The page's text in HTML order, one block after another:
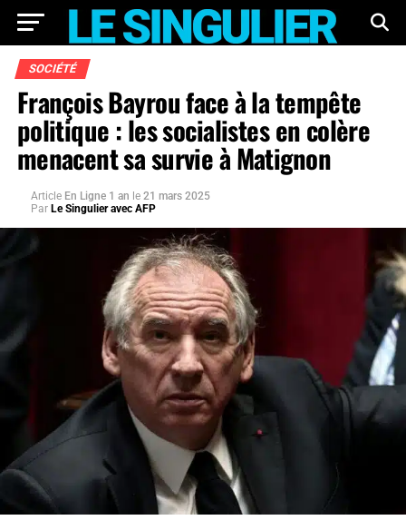
SOCIÉTÉ
François Bayrou face à la tempête
politique : les socialistes en colère
menacent sa survie à Matignon
Article En Ligne 1 an le 21 mars 2025
Par Le Singulier avec AFP